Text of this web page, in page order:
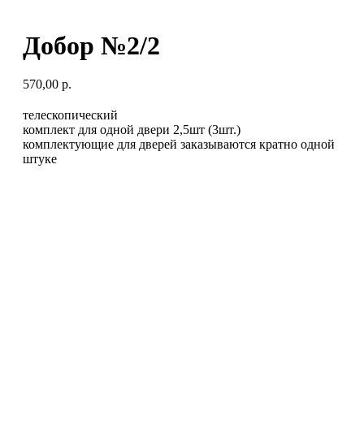
Добор №2/2
570,00 р.
телескопический
комплект для одной двери 2,5шт (3шт.)
комплектующие для дверей заказываются кратно одной
штуке